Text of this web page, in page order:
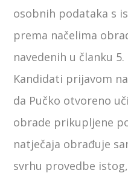
osobnih podataka s
prema načelima
navedenih u članku
Kandidati prijavom
da Pučko otvoreno
obrade prikupljene
natječaja obrađuje
svrhu provedbe